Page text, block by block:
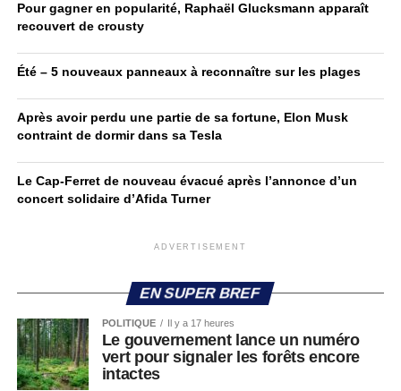
Pour gagner en popularité, Raphaël Glucksmann apparaît
recouvert de crousty
Été – 5 nouveaux panneaux à reconnaître sur les plages
Après avoir perdu une partie de sa fortune, Elon Musk
contraint de dormir dans sa Tesla
Le Cap-Ferret de nouveau évacué après l’annonce d’un
concert solidaire d’Afida Turner
ADVERTISEMENT
EN SUPER BREF
POLITIQUE Il y a 17 heures
Le gouvernement lance un numéro
vert pour signaler les forêts encore
intactes